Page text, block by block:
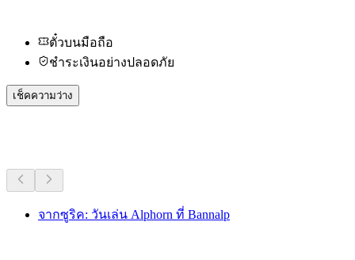
ตั๋วบนมือถือ
ชำระเงินอย่างปลอดภัย
เช็คความว่าง
จากซูริค: วันเล่น Alphorn ที่ Bannalp